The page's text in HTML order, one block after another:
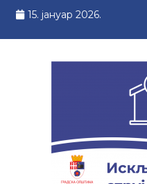
15. јануар 2026.